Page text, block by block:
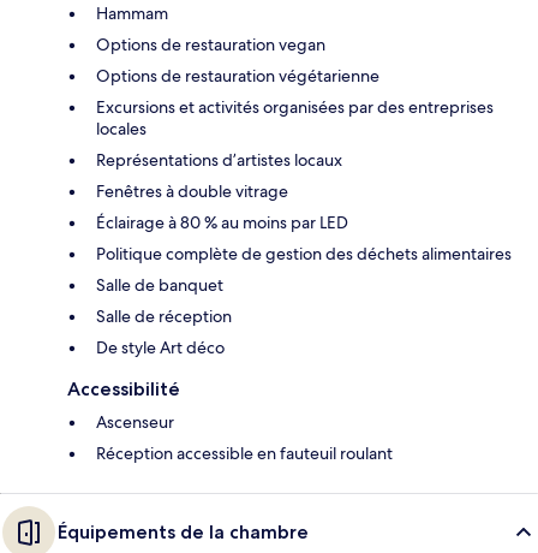
Hammam
Options de restauration vegan
Options de restauration végétarienne
Excursions et activités organisées par des entreprises
locales
Représentations d’artistes locaux
Fenêtres à double vitrage
Éclairage à 80 % au moins par LED
Politique complète de gestion des déchets alimentaires
Salle de banquet
Salle de réception
De style Art déco
Accessibilité
Ascenseur
Réception accessible en fauteuil roulant
Équipements de la chambre